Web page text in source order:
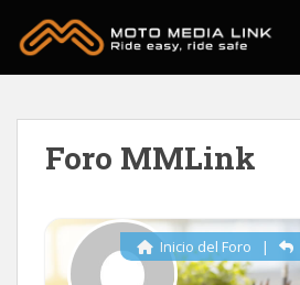
Foro MMLink
Inicio del Foro |